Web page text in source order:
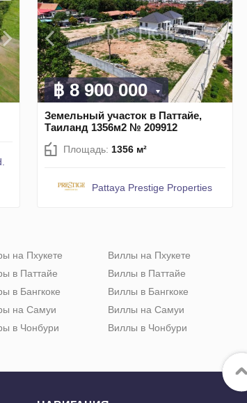
฿ 8 900 000
Земельный участок в Паттайе,
Таиланд 1356м2 № 209912
Площадь: 1356 м²
Pattaya Prestige Properties
на Пхукете
в Паттайе
в Бангкоке
на Самуи
в Чонбури
Виллы на Пхукете
Виллы в Паттайе
Виллы в Бангкоке
Виллы на Самуи
Виллы в Чонбури